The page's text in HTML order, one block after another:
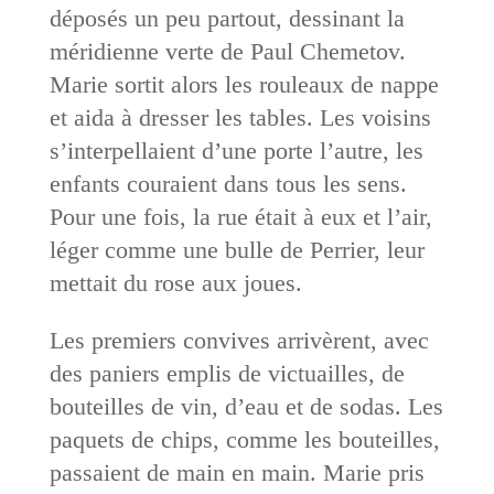
déposés un peu partout, dessinant la
méridienne verte de Paul Chemetov.
Marie sortit alors les rouleaux de nappe
et aida à dresser les tables. Les voisins
s’interpellaient d’une porte l’autre, les
enfants couraient dans tous les sens.
Pour une fois, la rue était à eux et l’air,
léger comme une bulle de Perrier, leur
mettait du rose aux joues.
Les premiers convives arrivèrent, avec
des paniers emplis de victuailles, de
bouteilles de vin, d’eau et de sodas. Les
paquets de chips, comme les bouteilles,
passaient de main en main. Marie pris